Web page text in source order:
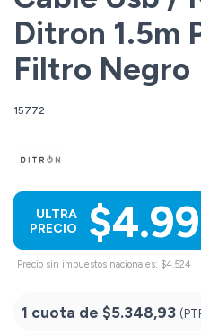
Ditron 1.5m
Filtro Negro
15772
ULTRA
PRECIO
Precio sin impuestos nacionales: $4.524
1 cuota de $5.348,93